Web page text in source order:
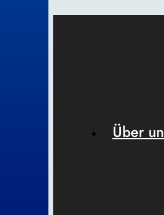
Über